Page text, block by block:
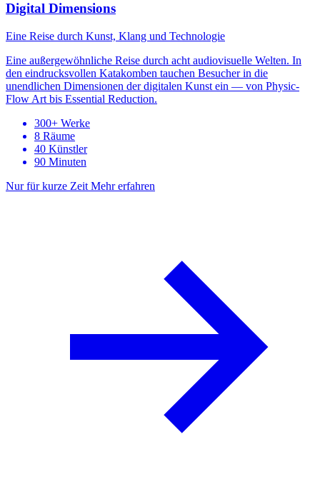
Digital Dimensions
Eine Reise durch Kunst, Klang und Technologie
Eine außergewöhnliche Reise durch acht audiovisuelle Welten. In
den eindrucksvollen Katakomben tauchen Besucher in die
unendlichen Dimensionen der digitalen Kunst ein — von Physic-
Flow Art bis Essential Reduction.
300+ Werke
8 Räume
40 Künstler
90 Minuten
Nur für kurze Zeit Mehr erfahren